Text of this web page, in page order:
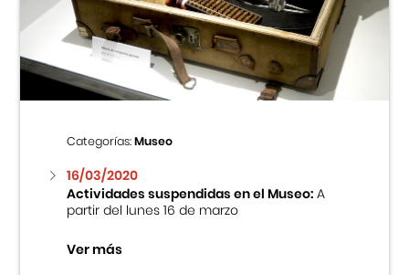
Categorías:Museo
16/03/2020
Actividades suspendidas en el Museo:A
partir del lunes 16 de marzo
Ver más